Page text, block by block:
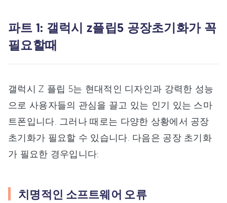
파트 1: 갤럭시 z플립5 공장초기화가 꼭
필요할때
갤럭시 Z 플립 5는 현대적인 디자인과 강력한 성능
으로 사용자들의 관심을 끌고 있는 인기 있는 스마
트폰입니다. 그러나 때로는 다양한 상황에서 공장
초기화가 필요할 수 있습니다. 다음은 공장 초기화
가 필요한 경우입니다:
치명적인 소프트웨어 오류